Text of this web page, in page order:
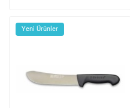
Yeni Ürünler